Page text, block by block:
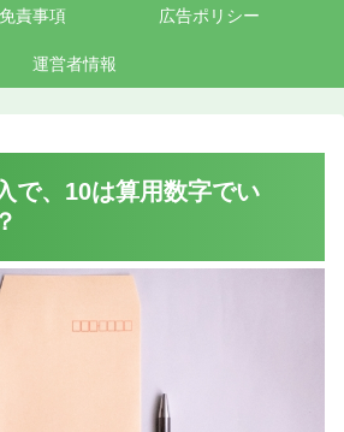
責事項 広告ポリシー
運営者情報
で、10は算用数字でい